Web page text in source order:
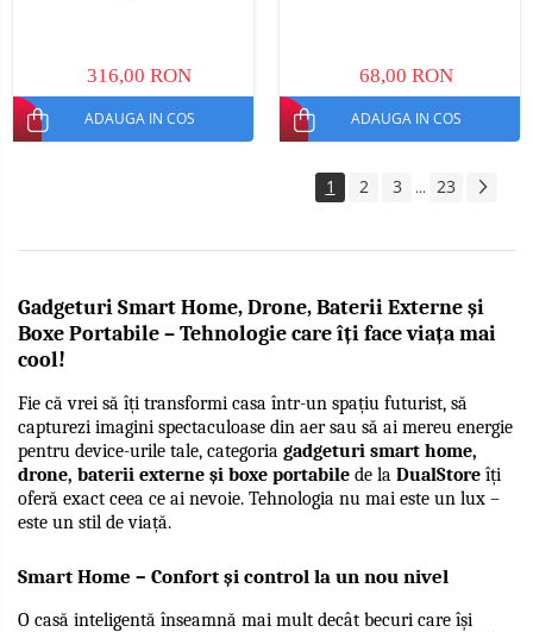
316,00 RON
ADAUGA IN COS
68,00 RON
ADAUGA IN COS
1 2 3 ... 23
Gadgeturi Smart Home, Drone, Baterii Externe și
Boxe Portabile – Tehnologie care îți face viața mai
cool!
Fie că vrei să îți transformi casa într-un spațiu futurist, să
capturezi imagini spectaculoase din aer sau să ai mereu energie
pentru device-urile tale, categoria gadgeturi smart home,
drone, baterii externe și boxe portabile de la DualStore îți
oferă exact ceea ce ai nevoie. Tehnologia nu mai este un lux –
este un stil de viață.
Smart Home – Confort și control la un nou nivel
O casă inteligentă înseamnă mai mult decât becuri care își